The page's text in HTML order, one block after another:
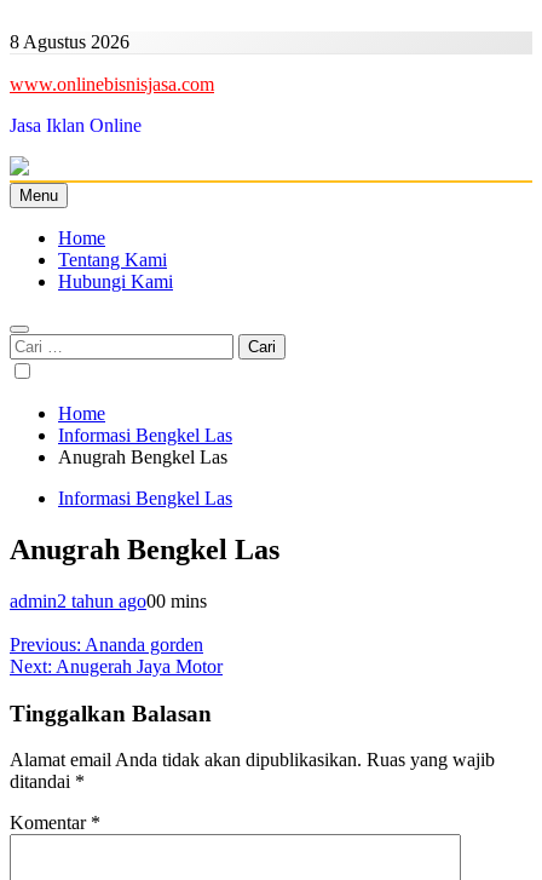
to
8 Agustus 2026
www.onlinebisnisjasa.com
Jasa Iklan Online
Menu
Home
Tentang Kami
Hubungi Kami
Cari
untuk:
Home
Informasi Bengkel Las
Anugrah Bengkel Las
Informasi Bengkel Las
Anugrah Bengkel Las
admin2 tahun ago00 mins
Navigasi
pos
Previous: Ananda gorden
Next: Anugerah Jaya Motor
Tinggalkan Balasan
Alamat email Anda tidak akan dipublikasikan. Ruas yang wajib
ditandai *
Komentar *